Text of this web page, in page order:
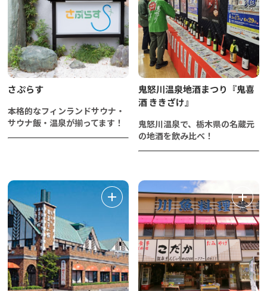
さぷらす
本格的なフィンランドサウナ・
サウナ飯・温泉が揃ってます！
鬼怒川温泉地酒まつり『鬼喜
酒 ききざけ』
鬼怒川温泉で、栃木県の名蔵元
の地酒を飲み比べ！